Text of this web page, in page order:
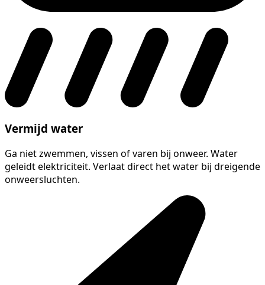
Vermijd water
Ga niet zwemmen, vissen of varen bij onweer. Water
geleidt elektriciteit. Verlaat direct het water bij dreigende
onweersluchten.